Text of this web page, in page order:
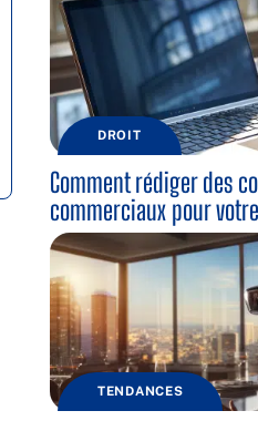
DROIT
Comment rédiger des
commerciaux pour
TENDANCES